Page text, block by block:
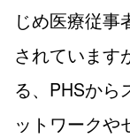
じめ医療従事
されています
る、PHSから
ットワークや